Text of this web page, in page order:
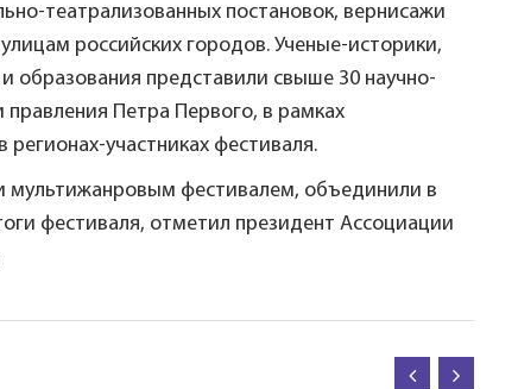
театрализованных постановок, вернисажи
российских городов. Ученые-историки,
образования представили свыше 30 научно-
Петра Первого, в рамках
участниках фестиваля.
мультижанровым фестивалем, объединили в
фестиваля, отметил президент Ассоциации